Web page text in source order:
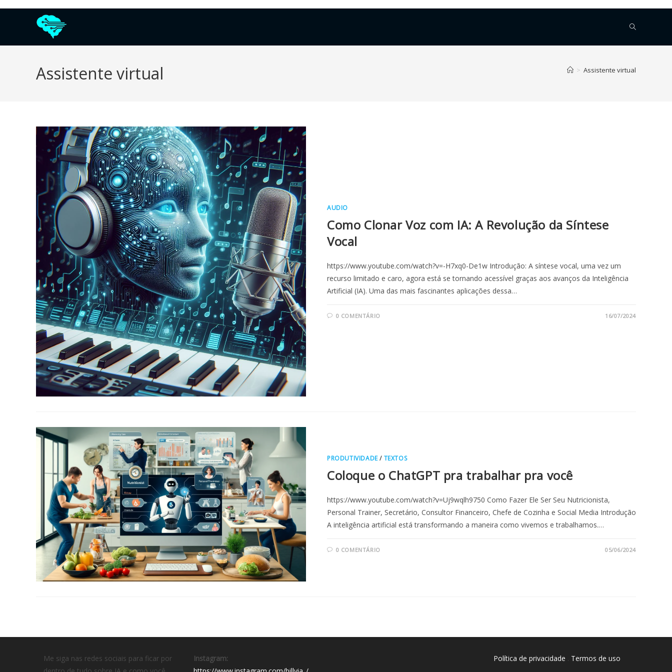
Assistente virtual > Assistente virtual
AUDIO
Como Clonar Voz com IA: A Revolução da Síntese
Vocal
https://www.youtube.com/watch?v=-H7xq0-De1w Introdução: A síntese vocal, uma vez um
recurso limitado e caro, agora está se tornando acessível graças aos avanços da Inteligência
Artificial (IA). Uma das mais fascinantes aplicações dessa…
0 COMENTÁRIO 16/07/2024
PRODUTIVIDADE/ TEXTOS
Coloque o ChatGPT pra trabalhar pra você
https://www.youtube.com/watch?v=Uj9wqlh9750 Como Fazer Ele Ser Seu Nutricionista,
Personal Trainer, Secretário, Consultor Financeiro, Chefe de Cozinha e Social Media Introdução
A inteligência artificial está transformando a maneira como vivemos e trabalhamos.…
0 COMENTÁRIO 05/06/2024
Me siga nas redes sociais para ficar por
Instagram:
Política de privacidade . Termos de uso